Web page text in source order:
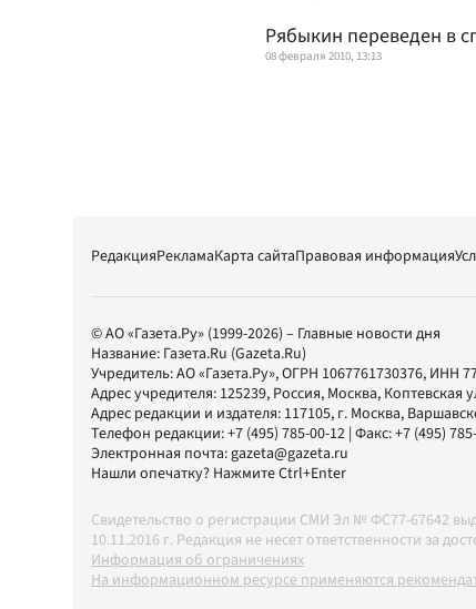
Рябыкин переведен в
08 февраля 2010, 13:13
РедакцияРекламаКарта сайтаПравовая информация
© АО «Газета.Ру» (1999-2026) – Главные новости дня
Название: Газета.Ru (Gazeta.Ru)
Учредитель:АО «Газета.Ру», ОГРН 1067761730376, ИНН
Адрес учредителя: 125239, Россия, Москва, Коптевская
Адрес редакции и издателя: 117105, г. Москва,
Телефон редакции:+7 (495) 785-00-12 | Факс:+7 (495)
Электронная почта:gazeta@gazeta.ru
Нашли опечатку? Нажмите Ctrl+Enter
Свидетельство о регистрации СМИ Эл № ФС77-67642
10.11.2016 г. Редакция не несет ответственности за
Информация об ограничениях
На информационном ресурсе применяются